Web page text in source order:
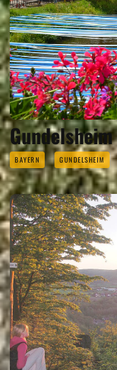
Gundelsheim
BAYERN GUNDELSHEIM